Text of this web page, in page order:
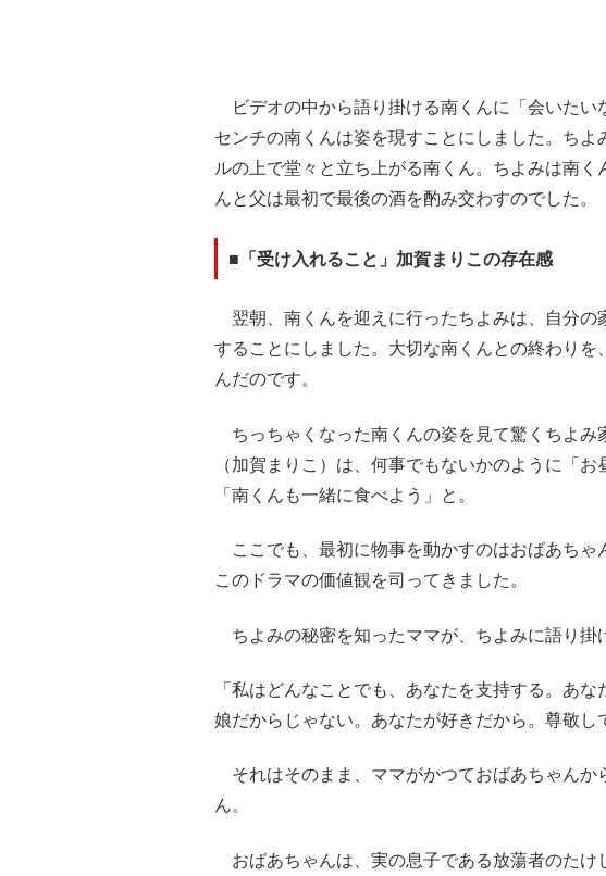
ビデオの中から語り掛ける南くんに「会いたい
センチの南くんは姿を現すことにしました。ち
ルの上で堂々と立ち上がる南くん。ちよみは南く
んと父は最初で最後の酒を酌み交わすのでした。
■「受け入れること」加賀まりこの存在感
翌朝、南くんを迎えに行ったちよみは、自分の
することにしました。大切な南くんとの終わりを
んだのです。
ちっちゃくなった南くんの姿を見て驚くちよみ
（加賀まりこ）は、何事でもないかのように「お
「南くんも一緒に食べよう」と。
ここでも、最初に物事を動かすのはおばあちゃ
このドラマの価値観を司ってきました。
ちよみの秘密を知ったママが、ちよみに語り掛
「私はどんなことでも、あなたを支持する。あ
娘だからじゃない。あなたが好きだから。尊敬し
それはそのまま、ママがかつておばあちゃんか
ん。
おばあちゃんは、実の息子である放蕩者のたけ